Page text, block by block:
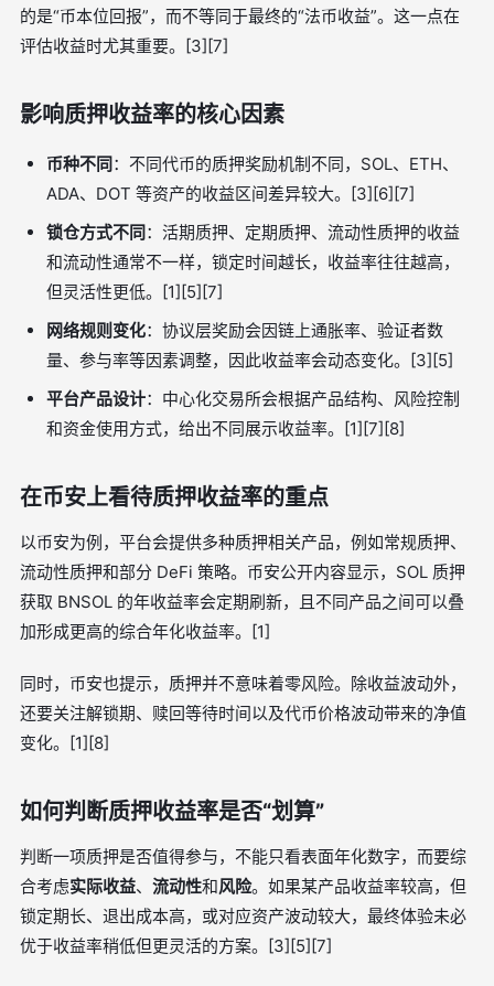
的是“币本位回报”，而不等同于最终的“法币收益”。这一点在
评估收益时尤其重要。[3][7]
影响质押收益率的核心因素
币种不同：不同代币的质押奖励机制不同，SOL、ETH、
ADA、DOT 等资产的收益区间差异较大。[3][6][7]
锁仓方式不同：活期质押、定期质押、流动性质押的收益
和流动性通常不一样，锁定时间越长，收益率往往越高，
但灵活性更低。[1][5][7]
网络规则变化：协议层奖励会因链上通胀率、验证者数
量、参与率等因素调整，因此收益率会动态变化。[3][5]
平台产品设计：中心化交易所会根据产品结构、风险控制
和资金使用方式，给出不同展示收益率。[1][7][8]
在币安上看待质押收益率的重点
以币安为例，平台会提供多种质押相关产品，例如常规质押、
流动性质押和部分 DeFi 策略。币安公开内容显示，SOL 质押
获取 BNSOL 的年收益率会定期刷新，且不同产品之间可以叠
加形成更高的综合年化收益率。[1]
同时，币安也提示，质押并不意味着零风险。除收益波动外，
还要关注解锁期、赎回等待时间以及代币价格波动带来的净值
变化。[1][8]
如何判断质押收益率是否“划算”
判断一项质押是否值得参与，不能只看表面年化数字，而要综
合考虑实际收益、 流动性和风险。如果某产品收益率较高，但
锁定期长、退出成本高，或对应资产波动较大，最终体验未必
优于收益率稍低但更灵活的方案。[3][5][7]